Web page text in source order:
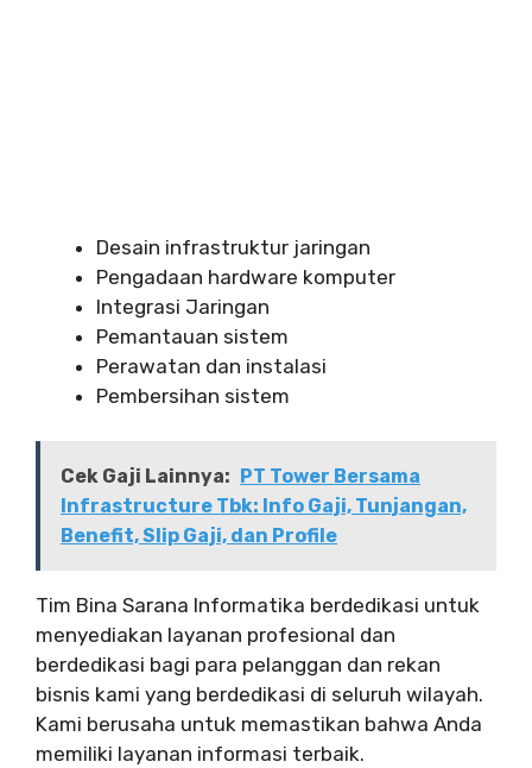
Desain infrastruktur jaringan
Pengadaan hardware komputer
Integrasi Jaringan
Pemantauan sistem
Perawatan dan instalasi
Pembersihan sistem
Cek Gaji Lainnya:
PT Tower Bersama
Infrastructure Tbk: Info Gaji, Tunjangan,
Benefit, Slip Gaji, dan Profile
Tim Bina Sarana Informatika berdedikasi untuk
menyediakan layanan profesional dan
berdedikasi bagi para pelanggan dan rekan
bisnis kami yang berdedikasi di seluruh wilayah.
Kami berusaha untuk memastikan bahwa Anda
memiliki layanan informasi terbaik.